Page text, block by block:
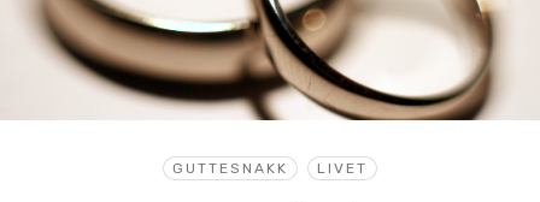
GUTTESNAKK LIVET